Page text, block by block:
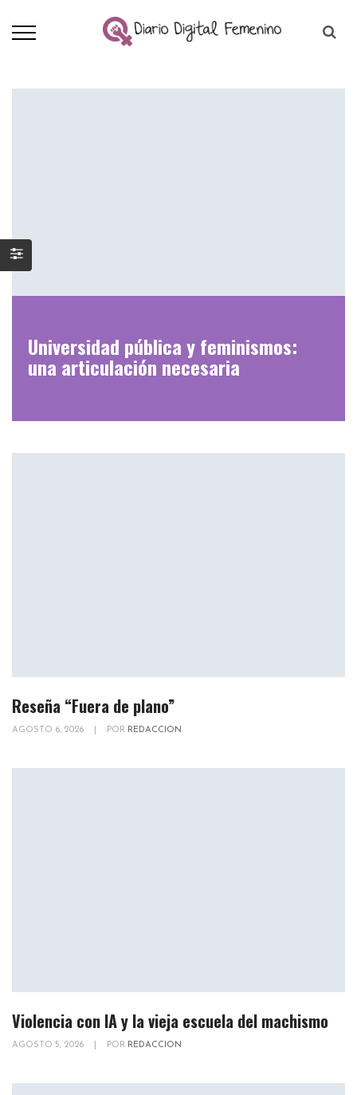
Universidad pública y feminismos:
una articulación necesaria
Reseña “Fuera de plano”
AGOSTO 6, 2026 POR REDACCION
Violencia con IA y la vieja escuela del machismo
AGOSTO 5, 2026 POR REDACCION